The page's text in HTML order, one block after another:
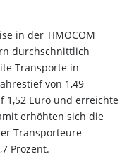
in der TIMOCOM
durchschnittlich
Transporte in
von 1,49
1,52 Euro und erreichte
erhöhten sich die
Transporteure
Prozent.